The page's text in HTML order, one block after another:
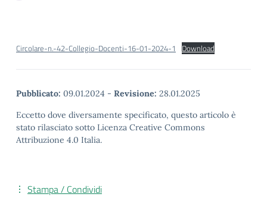
Circolare-n.-42-Collegio-Docenti-16-01-2024-1 Download
Pubblicato: 09.01.2024 - Revisione: 28.01.2025
Eccetto dove diversamente specificato, questo articolo è
stato rilasciato sotto Licenza Creative Commons
Attribuzione 4.0 Italia.
Stampa / Condividi